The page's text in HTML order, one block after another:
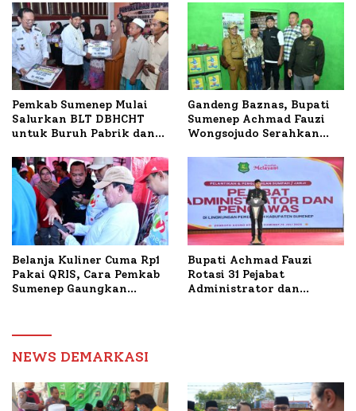
Terbakar
Sumenep Tinjau Langsung
Budidaya Lele dan Ayam
Petelur di Desa Bataal
Timur
Pemkab Sumenep Mulai
Salurkan BLT DBHCHT
untuk Buruh Pabrik dan
Gandeng Baznas, Bupati
Sumenep Achmad Fauzi
Wongsojudo Serahkan
Dua Kecamatan
Belanja Kuliner Cuma Rp1
Pakai QRIS, Cara Pemkab
Sumenep Gaungkan
Bupati Achmad Fauzi
Rotasi 31 Pejabat
Administrator dan
NEWS DEMARKASI